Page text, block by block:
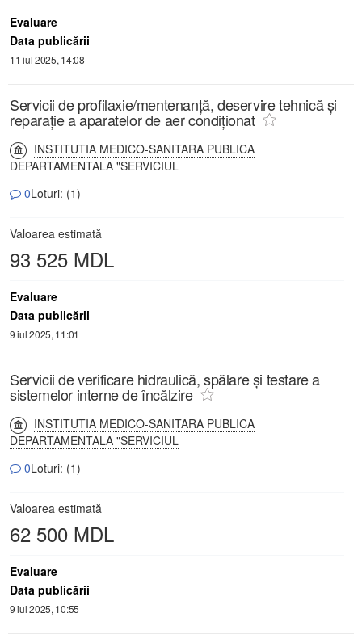
Evaluare
Data publicării
11 iul 2025, 14:08
Servicii de profilaxie/mentenanță, deservire tehnică și
reparație a aparatelor de aer condiționat
INSTITUTIA MEDICO-SANITARA PUBLICA
DEPARTAMENTALA "SERVICIUL
0Loturi: (1)
Valoarea estimată
93 525 MDL
Evaluare
Data publicării
9 iul 2025, 11:01
Servicii de verificare hidraulică, spălare și testare a
sistemelor interne de încălzire
INSTITUTIA MEDICO-SANITARA PUBLICA
DEPARTAMENTALA "SERVICIUL
0Loturi: (1)
Valoarea estimată
62 500 MDL
Evaluare
Data publicării
9 iul 2025, 10:55